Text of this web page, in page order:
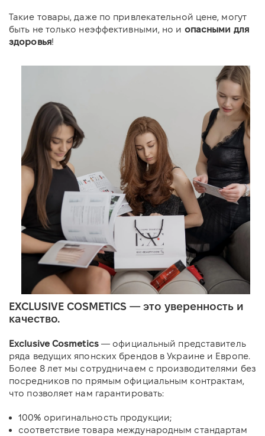
Такие товары, даже по привлекательной цене, могут
быть не только неэффективными, но и опасными для
здоровья!
EXCLUSIVE COSMETICS — это уверенность и
качество.
Exclusive Cosmetics— официальный представитель
ряда ведущих японских брендов в Украине и Европе.
Более 8 лет мы сотрудничаем с производителями без
посредников по прямым официальным контрактам,
что позволяет нам гарантировать:
100% оригинальность продукции;
соответствие товара международным стандартам